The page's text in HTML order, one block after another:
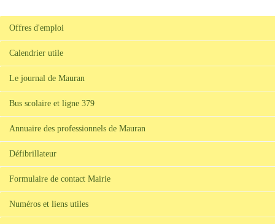
Offres d'emploi
Calendrier utile
Le journal de Mauran
Bus scolaire et ligne 379
Annuaire des professionnels de Mauran
Défibrillateur
Formulaire de contact Mairie
Numéros et liens utiles